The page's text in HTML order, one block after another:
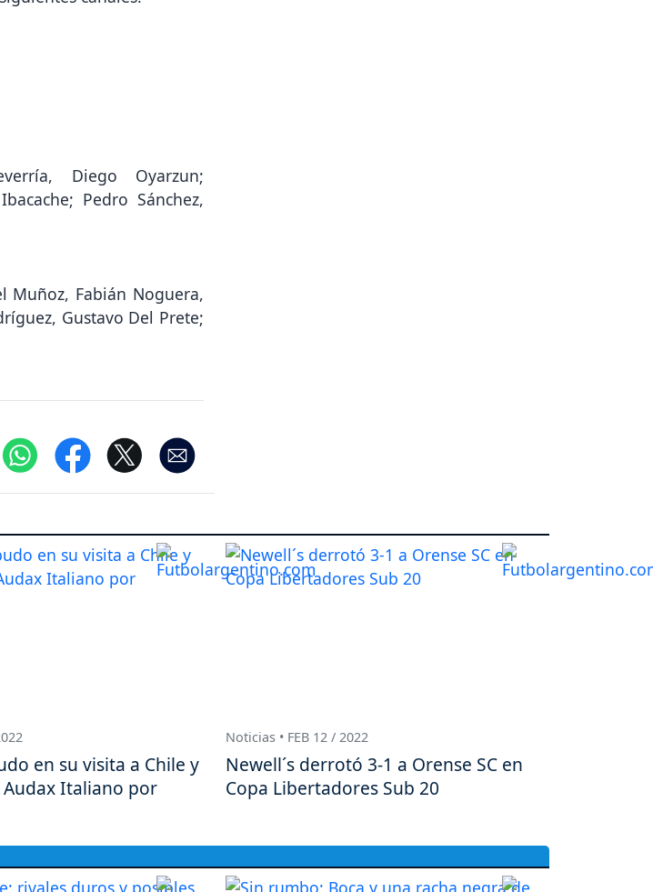
Diego Oyarzun;
Pedro Sánchez,
Muñoz, Fabián Noguera,
Gustavo Del Prete;
en su visita a Chile y
Italiano por
Noticias • FEB 12 / 2022
Newell´s derrotó 3-1 a Orense SC en
Copa Libertadores Sub 20